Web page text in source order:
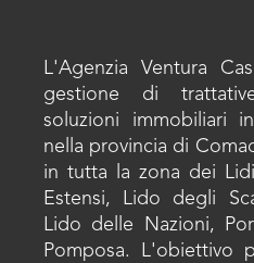
L'Agenzia Ventura
gestione di
soluzioni immobiliari
nella provincia di
in tutta la zona dei
Estensi, Lido degli
Lido delle Nazioni,
Pomposa. L'obiettivo